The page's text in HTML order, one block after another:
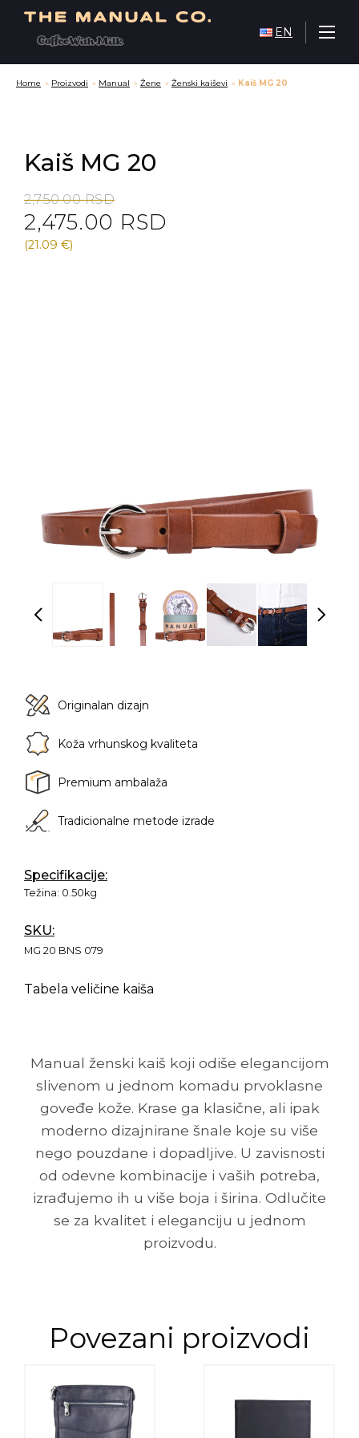
EN
Home » Proizvodi » Manual » Žene » Ženski kaiševi » Kaiš MG 20
Kaiš MG 20
2,750.00RSD
Original
price
was:
2,475.00 RSD
Current
price
is:
(21.09 €)
Originalan dizajn
Koža vrhunskog kvaliteta
Premium ambalaža
Tradicionalne metode izrade
Specifikacije:
Težina: 0.50kg
SKU:
MG 20 BNS 079
Tabela veličine kaiša
Manual ženski kaiš koji odiše elegancijom
slivenom u jednom komadu prvoklasne
goveđe kože. Krase ga klasične, ali ipak
moderno dizajnirane šnale koje su više
nego pouzdane i dopadljive. U zavisnosti
od odevne kombinacije i vaših potreba,
izrađujemo ih u više boja i širina. Odlučite
se za kvalitet i eleganciju u jednom
proizvodu.
Povezani proizvodi